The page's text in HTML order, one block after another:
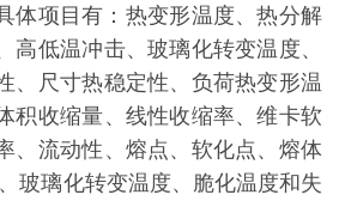
体项目有：热变形温度、热分解
高低温冲击、玻璃化转变温度、
、尺寸热稳定性、负荷热变形温
积收缩量、线性收缩率、维卡软
、流动性、熔点、软化点、熔体
、玻璃化转变温度、脆化温度和失